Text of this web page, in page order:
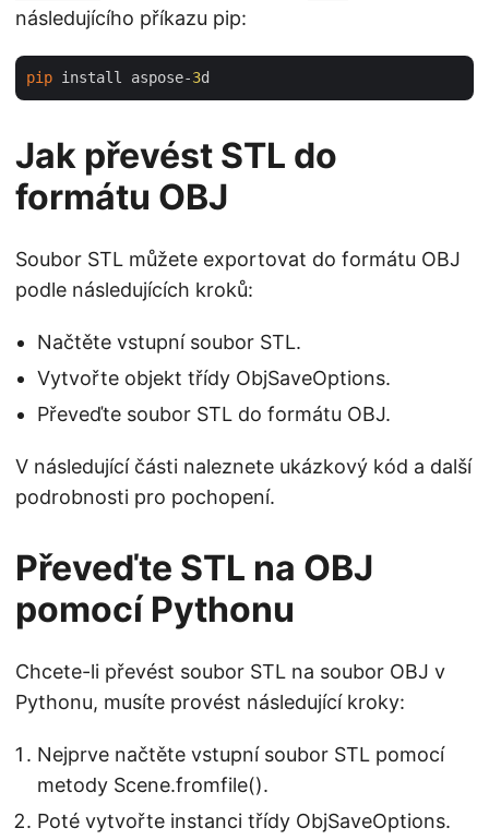
následujícího příkazu pip:
pip install aspose-3
Jak převést STL do
formátu OBJ
Soubor STL můžete exportovat do formátu OBJ
podle následujících kroků:
Načtěte vstupní soubor STL.
Vytvořte objekt třídy ObjSaveOptions.
Převeďte soubor STL do formátu OBJ.
V následující části naleznete ukázkový kód a další
podrobnosti pro pochopení.
Převeďte STL na OBJ
pomocí Pythonu
Chcete-li převést soubor STL na soubor OBJ v
Pythonu, musíte provést následující kroky:
Nejprve načtěte vstupní soubor STL pomocí
metody Scene.fromfile().
Poté vytvořte instanci třídy ObjSaveOptions.